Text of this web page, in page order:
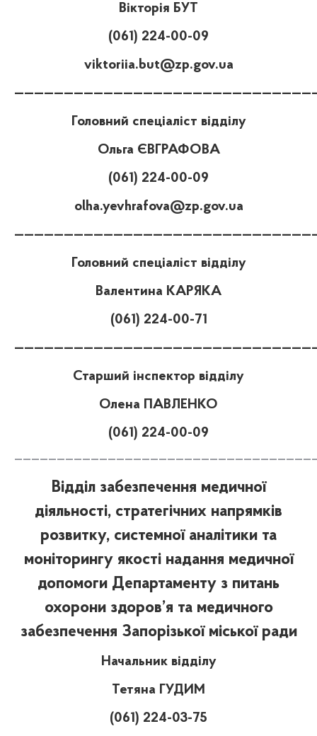
Вікторія БУТ
(061) 224-00-09
viktoriia.but@zp.gov.ua
Головний спеціаліст відділу
Ольга ЄВГРАФОВА
(061) 224-00-09
olha.yevhrafova@zp.gov.ua
Головний спеціаліст відділу
Валентина КАРЯКА
(061) 224-00-71
Старший інспектор відділу
Олена ПАВЛЕНКО
(061) 224-00-09
Відділ забезпечення медичної
діяльності, стратегічних напрямків
розвитку, системної аналітики та
моніторингу якості надання медичної
допомоги Департаменту з питань
охорони здоров’я та медичного
забезпечення Запорізької міської ради
Начальник відділу
Тетяна ГУДИМ
(061) 224-03-75